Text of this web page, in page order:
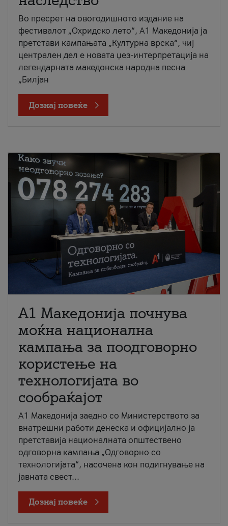
Во пресрет на овогодишното издание на
фестивалот „Охридско лето“, А1 Македонија ја
претстави кампањата „Културна врска“, чиј
централен дел е новата џез-интерпретација на
легендарната македонска народна песна
„Билјан
Дознај повеќе
A1 Македонија почнува
моќна национална
кампања за поодговорно
користење на
технологијата во
сообраќајот
A1 Македонија заедно со Министерството за
внатрешни работи денеска и официјално ја
претставија националната општествено
одговорна кампања „Одговорно со
технологијата“, насочена кон подигнување на
јавната свест...
Дознај повеќе